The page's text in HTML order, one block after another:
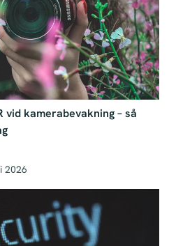
vid kamerabevakning – så
2026